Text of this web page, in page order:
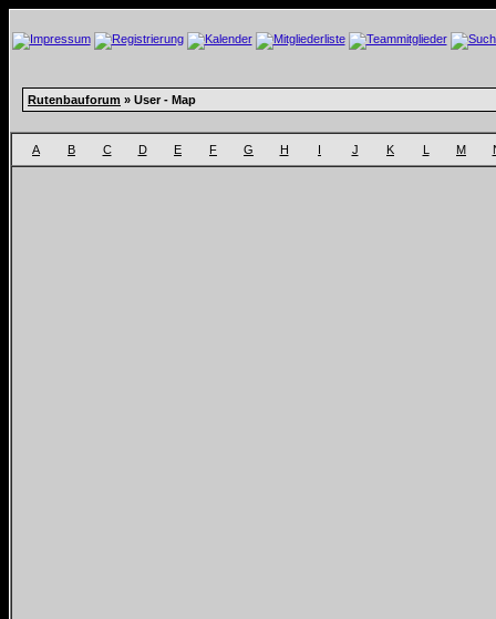
Rutenbauforum » User - Map
A B C D E F G H I J K L M